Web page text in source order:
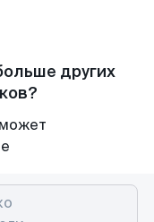
других